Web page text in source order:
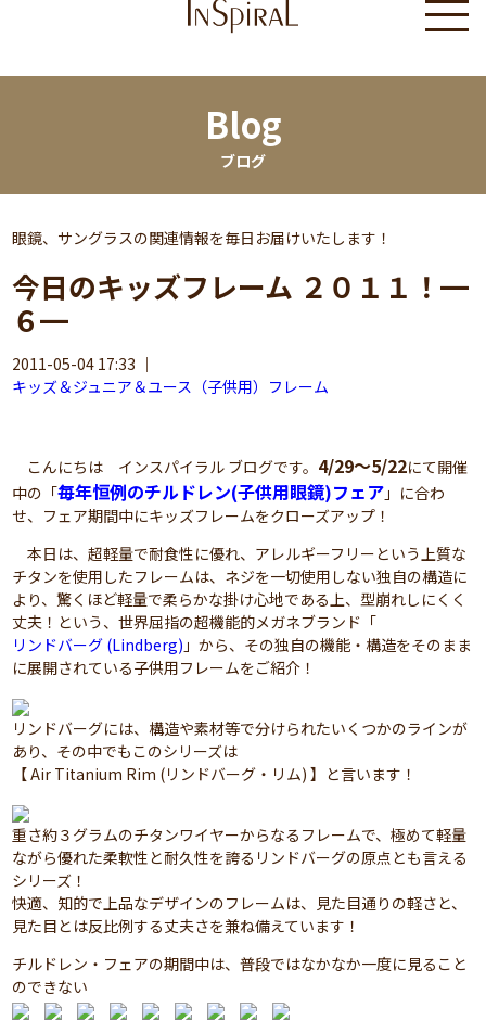
Blog
ブログ
眼鏡、サングラスの関連情報を毎日お届けいたします！
今日のキッズフレーム ２０１１！━
６━
2011-05-04 17:33 ｜
キッズ＆ジュニア＆ユース（子供用）フレーム
こんにちは インスパイラル ブログです。 4/29～5/22にて開催
中の「毎年恒例のチルドレン(子供用眼鏡)フェア 」に合わ
せ、フェア期間中にキッズフレームをクローズアップ！
本日は、超軽量で耐食性に優れ、アレルギーフリーという上質な
チタンを使用したフレームは、ネジを一切使用しない独自の構造に
より、驚くほど軽量で柔らかな掛け心地である上、型崩れしにくく
丈夫！という、世界屈指の超機能的メガネブランド「
リンドバーグ (Lindberg) 」から、その独自の機能・構造をそのまま
に展開されている子供用フレームをご紹介！
リンドバーグには、構造や素材等で分けられたいくつかのラインが
あり、その中でもこのシリーズは
【 Air Titanium Rim (リンドバーグ・リム) 】と言います！
重さ約３グラムのチタンワイヤーからなるフレームで、極めて軽量
ながら優れた柔軟性と耐久性を誇るリンドバーグの原点とも言える
シリーズ！
快適、知的で上品なデザインのフレームは、見た目通りの軽さと、
見た目とは反比例する丈夫さを兼ね備えています！
チルドレン・フェアの期間中は、普段ではなかなか一度に見ること
のできない